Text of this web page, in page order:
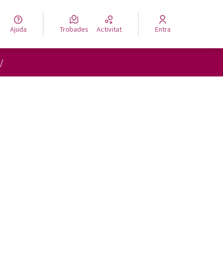
Ajuda Trobades Activitat Entra
/